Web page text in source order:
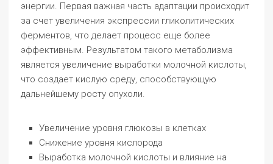
энергии. Первая важная часть адаптации происходит
за счет увеличения экспрессии гликолитических
ферментов, что делает процесс еще более
эффективным. Результатом такого метаболизма
является увеличение выработки молочной кислоты,
что создает кислую среду, способствующую
дальнейшему росту опухоли.
Увеличение уровня глюкозы в клетках
Снижение уровня кислорода
Выработка молочной кислоты и влияние на